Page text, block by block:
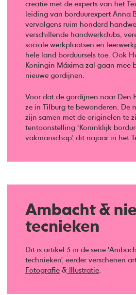
creatie met de experts van het
leiding van borduurexpert Anna
vervolgens ruim honderd
verschillende handwerkclubs,
sociale werkplaatsen en
hele land borduursels toe. Ook
Koningin Máxima zal gaan mee
nieuwe gordijnen.
Voor dat de gordijnen naar Den
ze in Tilburg te bewonderen. De
zijn samen met de originelen te
tentoonstelling ‘Koninklijk
vakmanschap’, dit najaar in het
Ambacht &
tecnieken
Dit is artikel 3 in de serie
technieken', eerder verschenen
Fotografie& Illustratie.